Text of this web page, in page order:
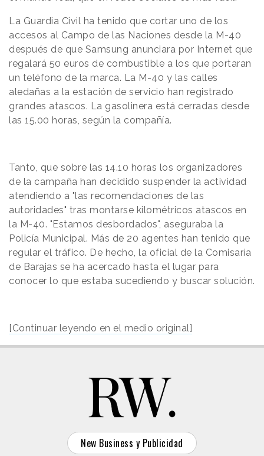
La Guardia Civil ha tenido que cortar uno de los
accesos al Campo de las Naciones desde la M-40
después de que Samsung anunciara por Internet que
regalará 50 euros de combustible a los que portaran
un teléfono de la marca. La M-40 y las calles
aledañas a la estación de servicio han registrado
grandes atascos. La gasolinera está cerradas desde
las 15.00 horas, según la compañía.
Tanto, que sobre las 14.10 horas los organizadores
de la campaña han decidido suspender la actividad
atendiendo a "las recomendaciones de las
autoridades" tras montarse kilométricos atascos en
la M-40. "Estamos desbordados", aseguraba la
Policía Municipal. Más de 20 agentes han tenido que
regular el tráfico. De hecho, la oficial de la Comisaría
de Barajas se ha acercado hasta el lugar para
conocer lo que estaba sucediendo y buscar solución.
[Continuar leyendo en el medio original]
New Business y Publicidad